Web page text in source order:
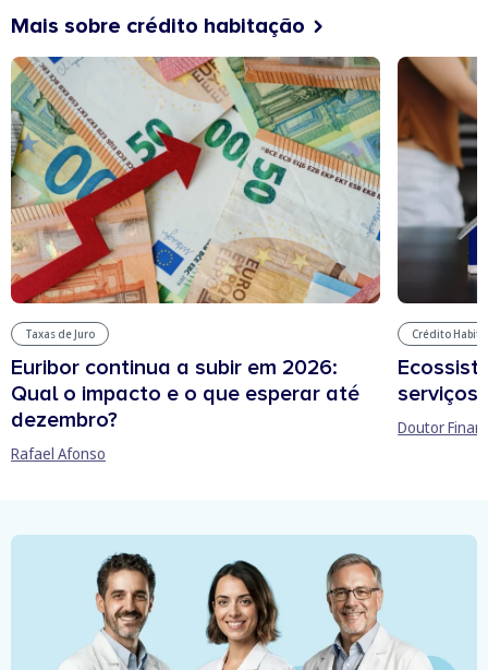
Mais sobre crédito habitação
Taxas de Juro
Euribor continua a subir em 2026:
Qual o impacto e o que esperar até
dezembro?
Rafael Afonso
Crédito
serviços
Doutor